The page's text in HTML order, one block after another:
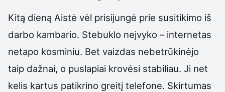
Kitą dieną Aistė vėl prisijungė prie susitikimo iš
darbo kambario. Stebuklo neįvyko – internetas
netapo kosminiu. Bet vaizdas nebetrūkinėjo
taip dažnai, o puslapiai krovėsi stabiliau. Ji net
kelis kartus patikrino greitį telefone. Skirtumas